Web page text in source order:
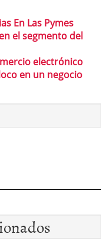
En Las Pymes
el segmento del
electrónico
en un negocio